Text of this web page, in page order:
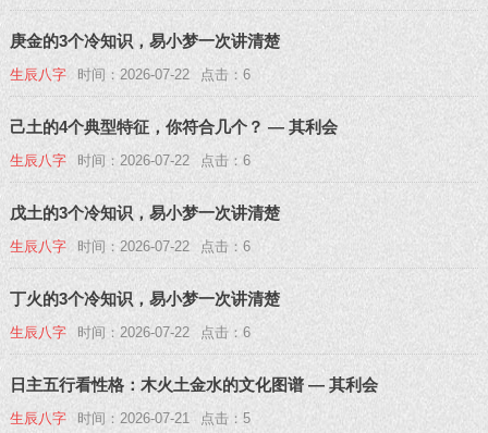
庚金的3个冷知识，易小梦一次讲清楚
生辰八字 时间：2026-07-22 点击：6
己土的4个典型特征，你符合几个？ — 其利会
生辰八字 时间：2026-07-22 点击：6
戊土的3个冷知识，易小梦一次讲清楚
生辰八字 时间：2026-07-22 点击：6
丁火的3个冷知识，易小梦一次讲清楚
生辰八字 时间：2026-07-22 点击：6
日主五行看性格：木火土金水的文化图谱 — 其利会
生辰八字 时间：2026-07-21 点击：5